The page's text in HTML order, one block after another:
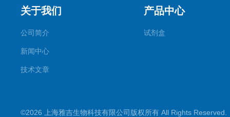
关于我们
公司简介
新闻中心
技术文章
产品中心
试剂盒
©2026 上海雅吉生物科技有限公司版权所有 All Rights